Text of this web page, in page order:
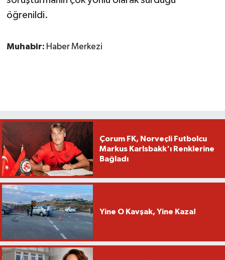
öğrenildi.
Muhabir: Haber Merkezi
Çorum FK, Norveçli Futbolcu
Markus Karlsbakk'ı Renklerine
Bağladı
Yine O Kavşak, Yine Kaza!